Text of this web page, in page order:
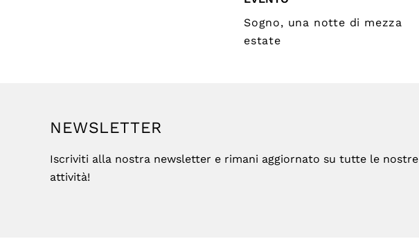
Sogno, una notte di mezza
estate
NEWSLETTER
Iscriviti alla nostra newsletter e rimani aggiornato su tutte le nostre
attività!